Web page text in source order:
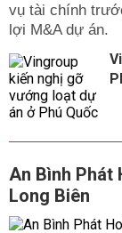
vụ tài chính
lợi M&A dự án.
An Bình Phát
Long Biên